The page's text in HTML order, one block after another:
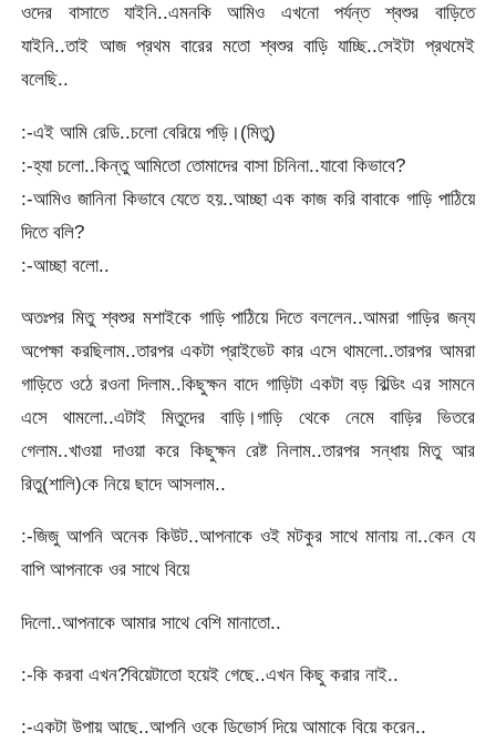
ওদের বাসাতে যাইনি..এমনকি আমিও এখনো পর্যন্ত শ্বশুর বাড়িতে
যাইনি..তাই আজ প্রথম বারের মতো শ্বশুর বাড়ি যাচ্ছি..সেইটা প্রথমেই
বলেছি..
:-এই আমি রেডি..চলো বেরিয়ে পড়ি।(মিতু)
:-হ্যা চলো..কিন্তু আমিতো তোমাদের বাসা চিনিনা..যাবো কিভাবে?
:-আমিও জানিনা কিভাবে যেতে হয়..আচ্ছা এক কাজ করি বাবাকে গাড়ি পাঠিয়ে
দিতে বলি?
:-আচ্ছা বলো..
অতঃপর মিতু শ্বশুর মশাইকে গাড়ি পাঠিয়ে দিতে বললেন..আমরা গাড়ির জন্য
অপেক্ষা করছিলাম..তারপর একটা প্রাইভেট কার এসে থামলো..তারপর আমরা
গাড়িতে ওঠে রওনা দিলাম..কিছুক্ষন বাদে গাড়িটা একটা বড় বিল্ডিং এর সামনে
এসে থামলো..এটাই মিতুদের বাড়ি।গাড়ি থেকে নেমে বাড়ির ভিতরে
গেলাম..খাওয়া দাওয়া করে কিছুক্ষন রেষ্ট নিলাম..তারপর সন্ধায় মিতু আর
রিতু(শালি)কে নিয়ে ছাদে আসলাম..
:-জিজু আপনি অনেক কিউট..আপনাকে ওই মটকুর সাথে মানায় না..কেন যে
বাপি আপনাকে ওর সাথে বিয়ে
দিলো..আপনাকে আমার সাথে বেশি মানাতো..
:-কি করবা এখন?বিয়েটাতো হয়েই গেছে..এখন কিছু করার নাই..
:-একটা উপায় আছে..আপনি ওকে ডিভোর্স দিয়ে আমাকে বিয়ে করেন..